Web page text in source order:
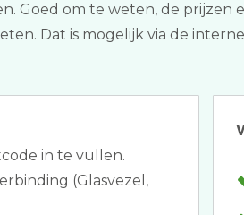
Goed om te weten, de
Dat is mogelijk via de
in te vullen.
(Glasvezel,